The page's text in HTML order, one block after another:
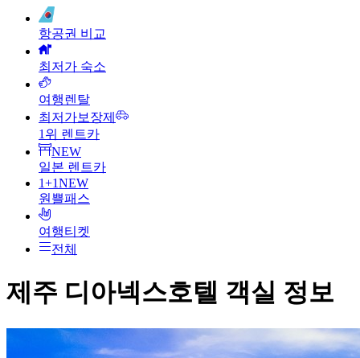
항공권 비교
최저가 숙소
여행렌탈
최저가보장제
1위 렌트카
NEW
일본 렌트카
1+1NEW
원쁠패스
여행티켓
전체
제주 디아넥스호텔 객실 정보